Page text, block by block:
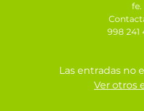
fe.
998 241
Las entradas no
Ver otros